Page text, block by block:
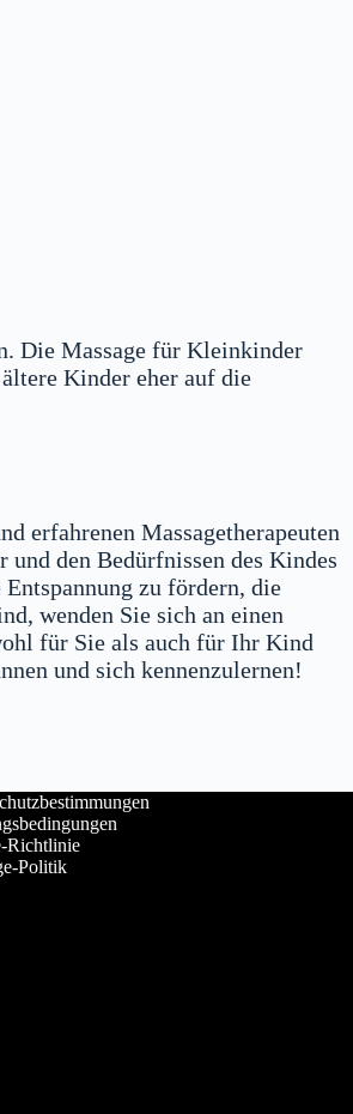
Die Massage für Kleinkinder
Kinder eher auf die
erfahrenen Massagetherapeuten
den Bedürfnissen des Kindes
zu fördern, die
wenden Sie sich an einen
für Sie als auch für Ihr Kind
und sich kennenzulernen!
Richtlinie
Politik